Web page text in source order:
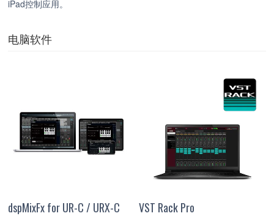
iPad控制应用。
电脑软件
dspMixFx for UR-C / URX-C VST Rack Pro